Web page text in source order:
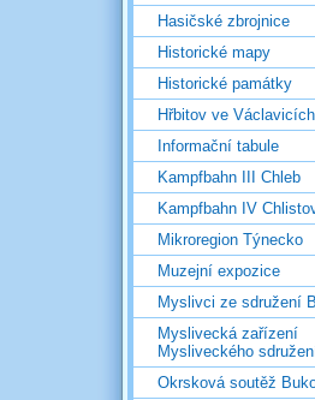
Hasičské zbrojnice
Historické mapy
Historické památky
Hřbitov ve Václavicích
Informační tabule
Kampfbahn III Chleb
Kampfbahn IV
Mikroregion Týnecko
Muzejní expozice
Myslivci ze sdružení
Myslivecká zařízení
Mysliveckého
Okrsková soutěž